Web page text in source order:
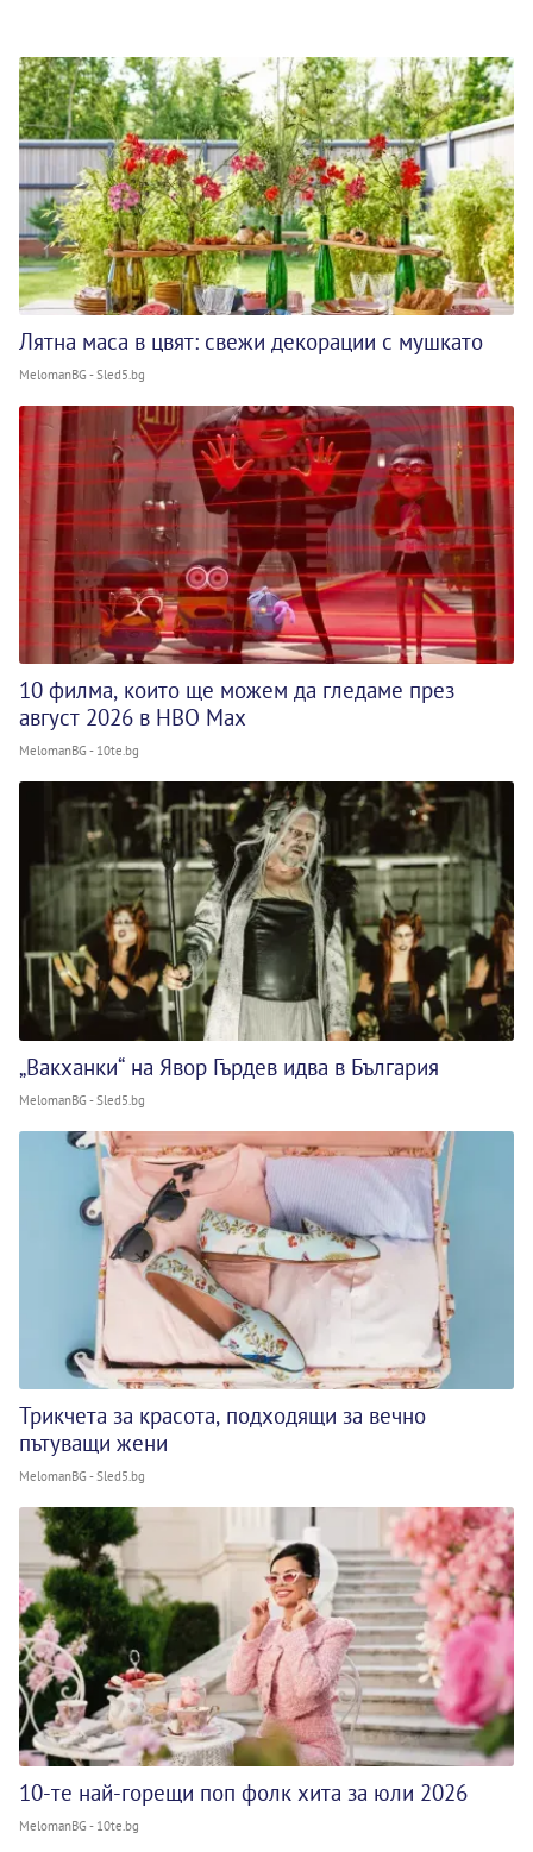
Лятна маса в цвят: свежи декорации с мушкато
MelomanBG - Sled5.bg
10 филма, които ще можем да гледаме през
август 2026 в HBO Max
MelomanBG - 10te.bg
„Вакханки“ на Явор Гърдев идва в България
MelomanBG - Sled5.bg
Трикчета за красота, подходящи за вечно
пътуващи жени
MelomanBG - Sled5.bg
10-те най-горещи поп фолк хита за юли 2026
MelomanBG - 10te.bg